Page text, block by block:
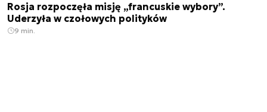
Rosja rozpoczęła misję „francuskie wybory”.
Uderzyła w czołowych polityków
9 min.